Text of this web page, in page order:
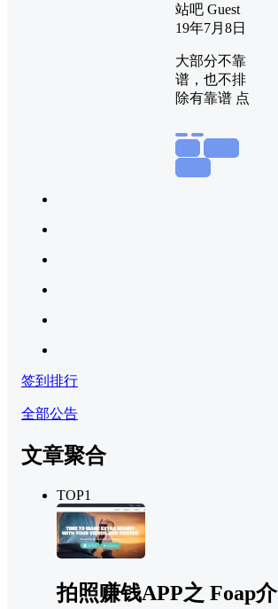
站吧 Guest
19年7月8日
大部分不靠
谱，也不排
除有靠谱 点
签到排行
全部公告
文章聚合
TOP1
拍照赚钱APP之 Foap介